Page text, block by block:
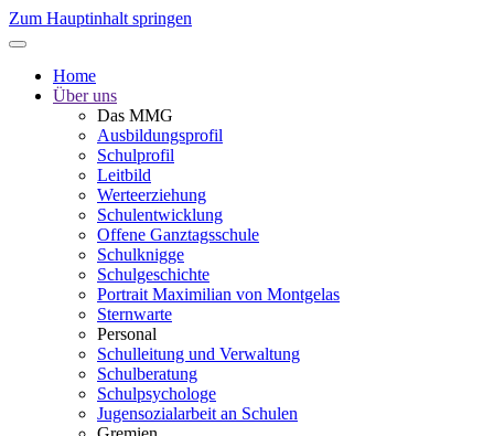
Zum Hauptinhalt springen
Home
Über uns
Das MMG
Ausbildungsprofil
Schulprofil
Leitbild
Werteerziehung
Schulentwicklung
Offene Ganztagsschule
Schulknigge
Schulgeschichte
Portrait Maximilian von Montgelas
Sternwarte
Personal
Schulleitung und Verwaltung
Schulberatung
Schulpsychologe
Jugensozialarbeit an Schulen